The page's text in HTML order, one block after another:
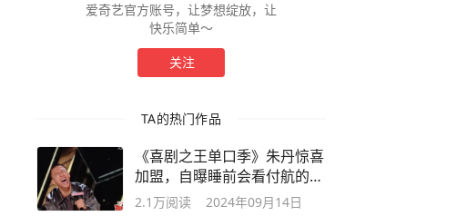
爱奇艺官方账号，让梦想绽放，让
快乐简单～
关注
TA的热门作品
《喜剧之王单口季》朱丹惊喜
加盟，自曝睡前会看付航的视
频！
2.1万阅读 2024年09月14日